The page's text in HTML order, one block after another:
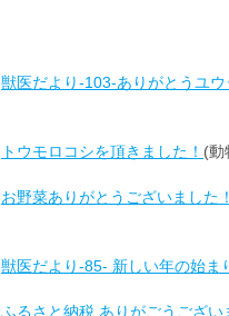
獣医だより-103-ありがとうユウ
トウモロコシを頂きました！ (動
お野菜ありがとうございました！
獣医だより-85- 新しい年の始ま
ふるさと納税 ありがごうござい